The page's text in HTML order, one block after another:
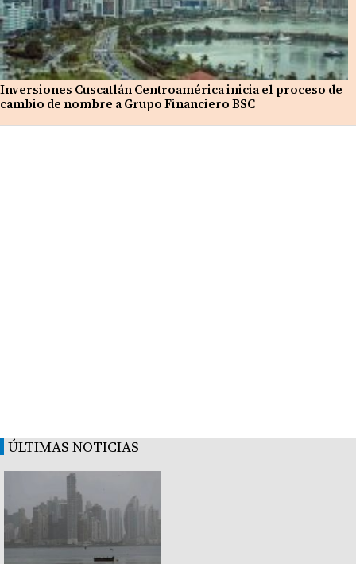
Inversiones Cuscatlán Centroamérica inicia el proceso de
cambio de nombre a Grupo Financiero BSC
ÚLTIMAS NOTICIAS